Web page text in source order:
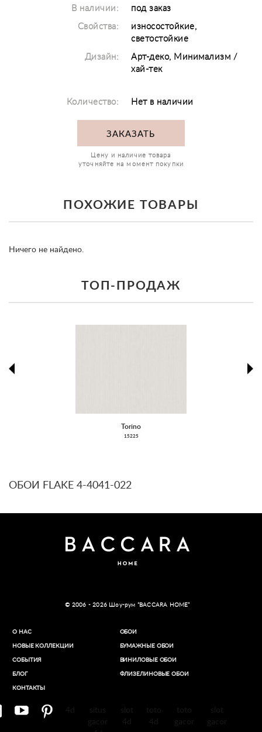
В наличии: под заказ
Свойства:
износостойкие,
светостойкие
Дизайн:
Арт-деко, Минимализм /
хай-тек
Количество: Нет в наличии
ЗАКАЗАТЬ
Цену и наличие товара
уточняйте на момент покупки
ПОХОЖИЕ ТОВАРЫ
Ничего не найдено.
ТОП-ПРОДАЖ
Torino
15225
ОБОИ FLAKE 4-4041-022
© 2006 - 2026 Шоу-рум “BACCARA HOME”
О НАС
НОВЫЕ КОЛЛЕКЦИИ
СОБЫТИЯ
БЛОГ
КОНТАКТЫ
ОБОИ
БУМАЖНЫЕ ОБОИ
ВИНИЛОВЫЕ ОБОИ​
ФЛИЗЕЛИНОВЫЕ ОБОИ